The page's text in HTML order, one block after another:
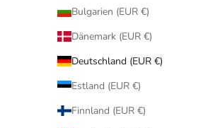
Bulgarien (EUR €)
Dänemark (EUR €)
Deutschland (EUR €)
Estland (EUR €)
Finnland (EUR €)